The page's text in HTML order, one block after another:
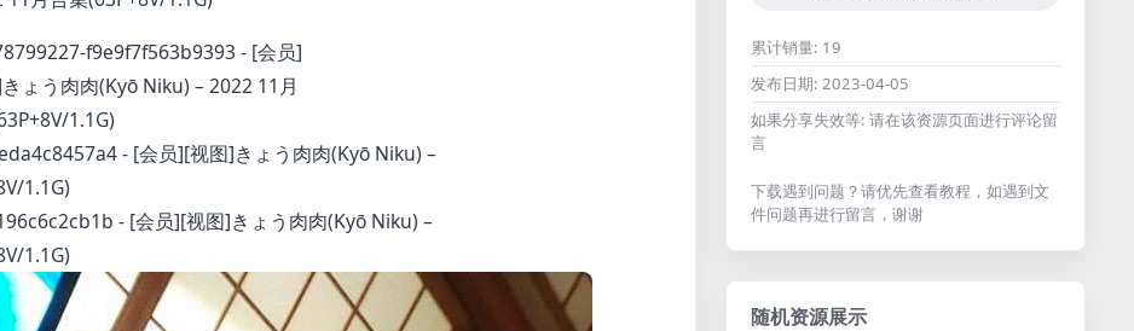
累计销量: 19
发布日期: 2023-04-05
如果分享失效等: 请在该资源页面进行评论留
言
下载遇到问题？请优先查看教程，如遇到文
件问题再进行留言，谢谢
随机资源展示